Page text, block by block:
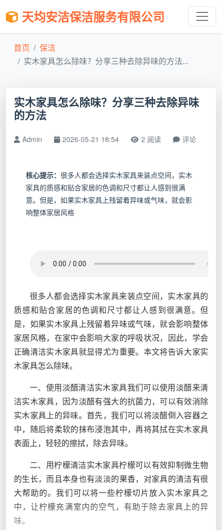
天均安洁保洁服务有限公司
首页
保洁
实木家具怎么除味？分享三种去除异味的方法...
实木家具怎么除味？分享三种去除异味
的方法
Admin 2026-05-21 18:54 2 阅读 评论
核心提示： 很多人都会选择实木家具来装点空间，实木
家具的质感和贴合家居的色调和尺寸都让人感到很满
意。但是，如果实木家具上残留着异味或气味，就会影
响整体家居风格
很多人都会选择实木家具来装点空间，实木家具的
质感和贴合家居的色调和尺寸都让人感到很满意。但
是，如果实木家具上残留着异味或气味，就会影响整体
家居风格，在家中会影响大家的呼吸状况，因此，学会
正确清洁实木家具就显得尤为重要。本文将告诉大家实
木家具怎么除味。
一、使用淡醋清洁实木家具我们可以使用淡醋来清
洁实木家具，因为淡醋有强大的抗菌力，可以有效消除
实木家具上的异味。首先，我们可以将淡醋倒入容器之
中，随后将柔软的抹布浸泡其中，再将其拭在实木家具
表面上，轻轻的擦拭，除去异味。
二、用柠檬清洁实木家具柠檬可以有效抑制微生物
的生长，而且本身也有淡淡的果香，对家具的清洁有很
大帮助的。我们可以将一些柠檬切片放入实木家具之
中，让柠檬充满室内的空气，有助于除去家具上的异
味。